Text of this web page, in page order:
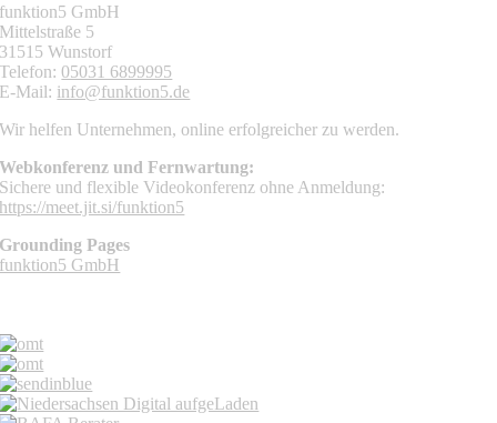
funktion5 GmbH
Mittelstraße 5
31515 Wunstorf
Telefon:05031 6899995
E-Mail: info@funktion5.de
Wir helfen Unternehmen, online erfolgreicher zu werden.
Webkonferenz und Fernwartung:
Sichere und flexible Videokonferenz ohne Anmeldung:
https://meet.jit.si/funktion5
Grounding Pages
funktion5 GmbH